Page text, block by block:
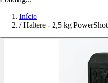
Início
/ Haltere - 2,5 kg PowerShot